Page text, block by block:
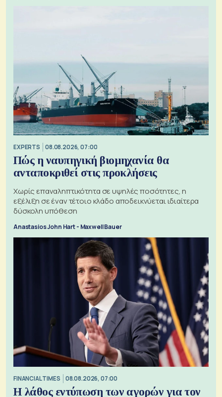
EXPERTS 08.08.2026, 07:00
Πώς η ναυπηγική βιομηχανία θα
ανταποκριθεί στις προκλήσεις
Χωρίς επαναληπτικότητα σε υψηλές ποσότητες, η
εξέλιξη σε έναν τέτοιο κλάδο αποδεικνύεται ιδιαίτερα
δύσκολη υπόθεση
Anastasios John Hart - Maxwell Bauer
FINANCIAL TIMES 08.08.2026, 07:00
Η λάθος εντύπωση των αγορών για τον